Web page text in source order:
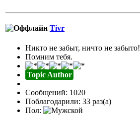
Tivr
Никто не забыт, ничто не забыто!
Помним тебя.
Topic Author
Сообщений: 1020
Поблагодарили: 33 раз(а)
Пол: